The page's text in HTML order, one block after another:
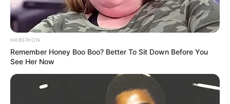
HABERION
Remember Honey Boo Boo? Better To Sit Down Before You
See Her Now